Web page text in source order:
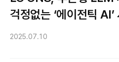
걱정없는 ‘에이전틱
2025.07.10